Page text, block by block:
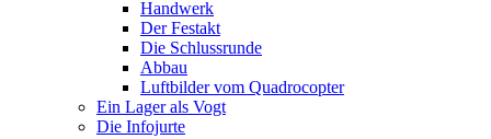
Handwerk
Der Festakt
Die Schlussrunde
Abbau
Luftbilder vom Quadrocopter
Ein Lager als Vogt
Die Infojurte